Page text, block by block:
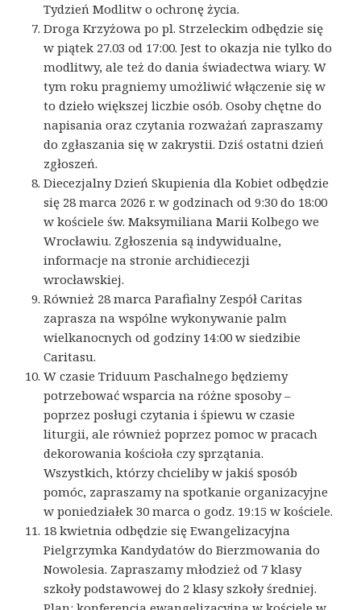
Tydzień Modlitw o ochronę życia.
Droga Krzyżowa po pl. Strzeleckim odbędzie się
w piątek 27.03 od 17:00. Jest to okazja nie tylko do
modlitwy, ale też do dania świadectwa wiary. W
tym roku pragniemy umożliwić włączenie się w
to dzieło większej liczbie osób. Osoby chętne do
napisania oraz czytania rozważań zapraszamy
do zgłaszania się w zakrystii. Dziś ostatni dzień
zgłoszeń.
Diecezjalny Dzień Skupienia dla Kobiet odbędzie
się 28 marca 2026 r. w godzinach od 9:30 do 18:00
w kościele św. Maksymiliana Marii Kolbego we
Wrocławiu. Zgłoszenia są indywidualne,
informacje na stronie archidiecezji
wrocławskiej.
Również 28 marca Parafialny Zespół Caritas
zaprasza na wspólne wykonywanie palm
wielkanocnych od godziny 14:00 w siedzibie
Caritasu.
W czasie Triduum Paschalnego będziemy
potrzebować wsparcia na różne sposoby –
poprzez posługi czytania i śpiewu w czasie
liturgii, ale również poprzez pomoc w pracach
dekorowania kościoła czy sprzątania.
Wszystkich, którzy chcieliby w jakiś sposób
pomóc, zapraszamy na spotkanie organizacyjne
w poniedziałek 30 marca o godz. 19:15 w kościele.
18 kwietnia odbędzie się Ewangelizacyjna
Pielgrzymka Kandydatów do Bierzmowania do
Nowolesia. Zapraszamy młodzież od 7 klasy
szkoły podstawowej do 2 klasy szkoły średniej.